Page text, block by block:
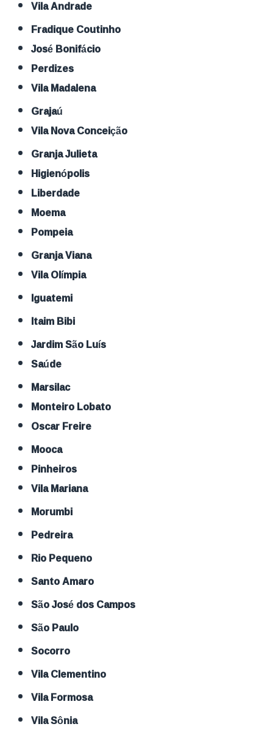
Vila Andrade
Fradique Coutinho
José Bonifácio
Perdizes
Vila Madalena
Grajaú
Vila Nova Conceição
Granja Julieta
Higienópolis
Liberdade
Moema
Pompeia
Granja Viana
Vila Olímpia
Iguatemi
Itaim Bibi
Jardim São Luís
Saúde
Marsilac
Monteiro Lobato
Oscar Freire
Mooca
Pinheiros
Vila Mariana
Morumbi
Pedreira
Rio Pequeno
Santo Amaro
São José dos Campos
São Paulo
Socorro
Vila Clementino
Vila Formosa
Vila Sônia